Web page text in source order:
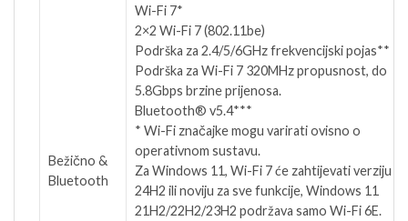
Bežično &
Bluetooth
Wi-Fi 7*
2×2 Wi-Fi 7 (802.11be)
Podrška za 2.4/5/6GHz frekvencijski pojas**
Podrška za Wi-Fi 7 320MHz propusnost, do
5.8Gbps brzine prijenosa.
Bluetooth® v5.4***
* Wi-Fi značajke mogu varirati ovisno o
operativnom sustavu.
Za Windows 11, Wi-Fi 7 će zahtijevati verziju
24H2 ili noviju za sve funkcije, Windows 11
21H2/22H2/23H2 podržava samo Wi-Fi 6E.